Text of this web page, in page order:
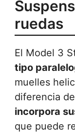
ruedas
El Model 3
tipo
muelles
diferencia
incorpora
que puede